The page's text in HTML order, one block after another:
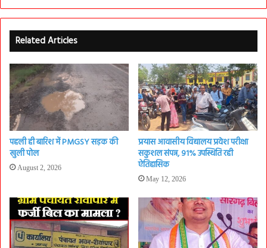
Related Articles
पहली ही बारिश में PMGSY सड़क की
खुली पोल
August 2, 2026
प्रयास आवासीय विद्यालय प्रवेश परीक्षा
सकुशल संपन्न, 91% उपस्थिति रही
ऐतिहासिक
May 12, 2026